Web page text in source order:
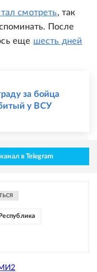
смотреть, так
После
еще шесть дней
за бойца
у ВСУ
в Telegram